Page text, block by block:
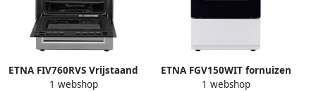
ETNA FIV760RVS Vrijstaand
inductie fornuis RVS
1 webshop
ETNA FGV150WIT fornuizen
Wit
1 webshop